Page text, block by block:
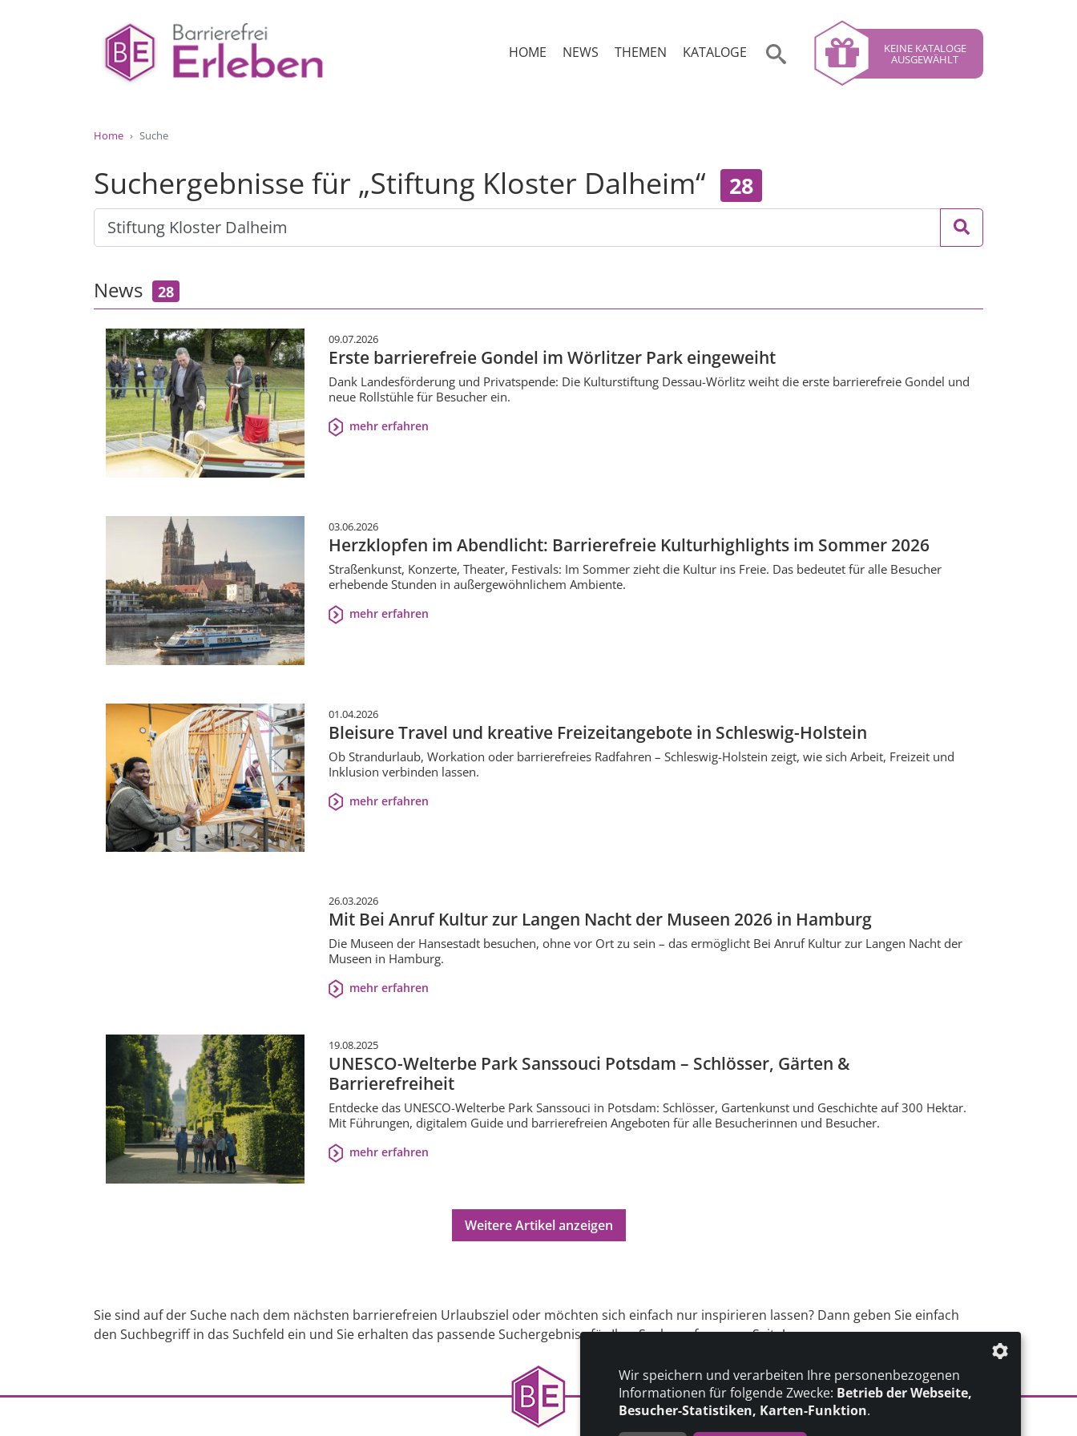
HOME NEWS THEMEN KATALOGE KEINE KATALOGE
AUSGEWÄHLT
Home Suche
Suchergebnisse für „Stiftung Kloster Dalheim“ 28
News 28
09.07.2026
Erste barrierefreie Gondel im Wörlitzer Park eingeweiht
Dank Landesförderung und Privatspende: Die Kulturstiftung Dessau-Wörlitz weiht die erste barrierefreie Gondel und
neue Rollstühle für Besucher ein.
mehr erfahren
03.06.2026
Herzklopfen im Abendlicht: Barrierefreie Kulturhighlights im Sommer 2026
Straßenkunst, Konzerte, Theater, Festivals: Im Sommer zieht die Kultur ins Freie. Das bedeutet für alle Besucher
erhebende Stunden in außergewöhnlichem Ambiente.
mehr erfahren
01.04.2026
Bleisure Travel und kreative Freizeitangebote in Schleswig-Holstein
Ob Strandurlaub, Workation oder barrierefreies Radfahren – Schleswig-Holstein zeigt, wie sich Arbeit, Freizeit und
Inklusion verbinden lassen.
mehr erfahren
26.03.2026
Mit Bei Anruf Kultur zur Langen Nacht der Museen 2026 in Hamburg
Die Museen der Hansestadt besuchen, ohne vor Ort zu sein – das ermöglicht Bei Anruf Kultur zur Langen Nacht der
Museen in Hamburg.
mehr erfahren
19.08.2025
UNESCO-Welterbe Park Sanssouci Potsdam – Schlösser, Gärten &
Barrierefreiheit
Entdecke das UNESCO-Welterbe Park Sanssouci in Potsdam: Schlösser, Gartenkunst und Geschichte auf 300 Hektar.
Mit Führungen, digitalem Guide und barrierefreien Angeboten für alle Besucherinnen und Besucher.
mehr erfahren
Weitere Artikel anzeigen
Sie sind auf der Suche nach dem nächsten barrierefreien Urlaubsziel oder möchten sich einfach nur inspirieren lassen? Dann geben Sie einfach
den Suchbegriff in das Suchfeld ein und Sie erhalten das passende Suchergebniss für Ihre Suche auf unserer Seite!
Wir speichern und verarbeiten Ihre personenbezogenen
Informationen für folgende Zwecke: Betrieb der Webseite,
Besucher-Statistiken, Karten-Funktion.